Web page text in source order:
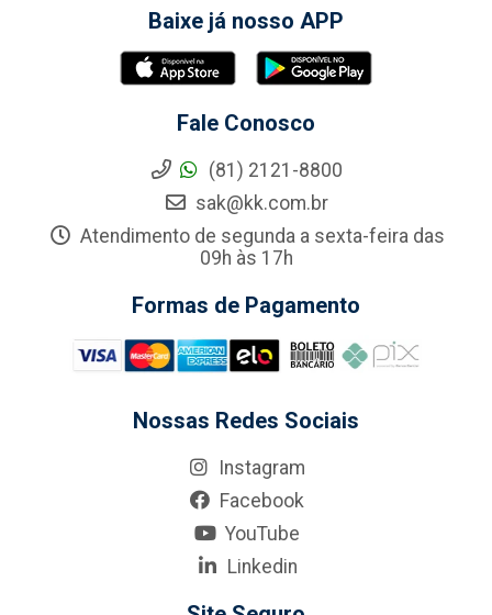
Baixe já nosso APP
Fale Conosco
(81) 2121-8800
sak@kk.com.br
Atendimento de segunda a sexta-feira das
09h às 17h
Formas de Pagamento
Nossas Redes Sociais
Instagram
Facebook
YouTube
Linkedin